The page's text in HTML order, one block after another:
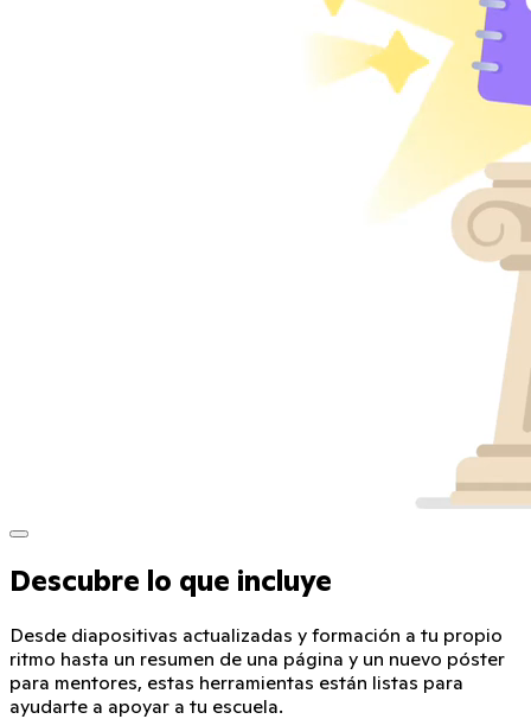
Descubre lo que incluye
Desde diapositivas actualizadas y formación a tu propio
ritmo hasta un resumen de una página y un nuevo póster
para mentores, estas herramientas están listas para
ayudarte a apoyar a tu escuela.